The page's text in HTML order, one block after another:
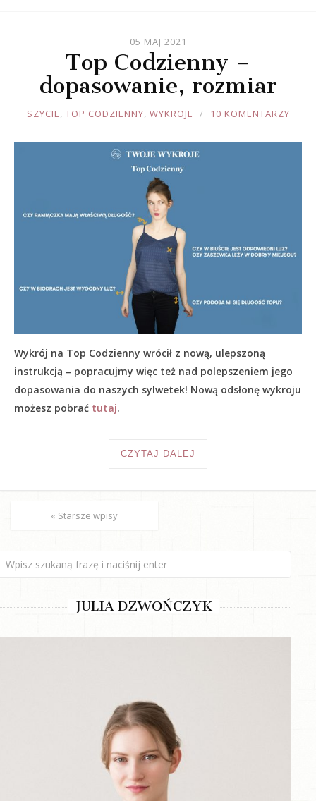
05 MAJ 2021
Top Codzienny –
dopasowanie, rozmiar
JOULE
SZYCIE, TOP CODZIENNY, WYKROJE 10 KOMENTARZY
Wykrój na Top Codzienny wrócił z nową, ulepszoną
instrukcją – popracujmy więc też nad polepszeniem jego
dopasowania do naszych sylwetek! Nową odsłonę wykroju
możesz pobrać tutaj.
CZYTAJ DALEJ
« Starsze wpisy
JULIA DZWOŃCZYK